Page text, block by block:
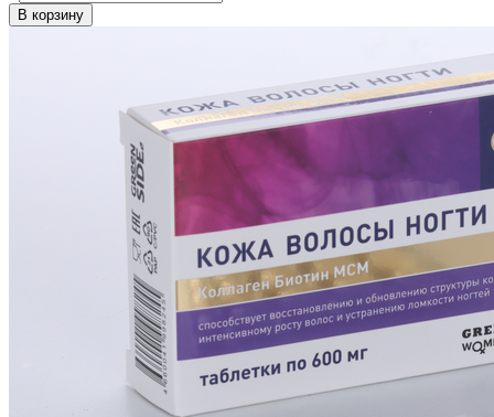
В корзину